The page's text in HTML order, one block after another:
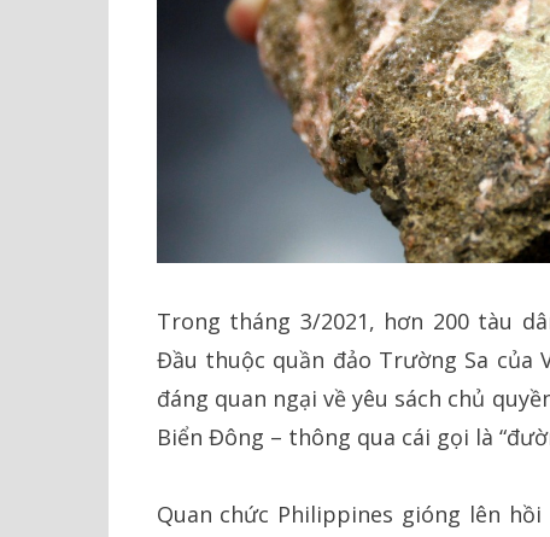
Trong tháng 3/2021, hơn 200 tàu
Đầu thuộc quần đảo Trường Sa của
đáng quan ngại về yêu sách chủ
Biển Đông – thông qua cái gọi là
Quan chức Philippines gióng lên